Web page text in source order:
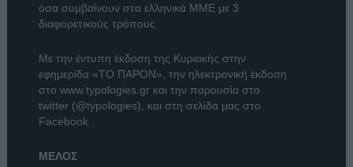
όσα συμβαίνουν στα ελληνικά ΜΜΕ με 3
διαφορετικούς τρόπους.
Με την έντυπη έκδοση της Κυριακής στην
εφημερίδα «ΤΟ ΠΑΡΟΝ» , την ηλεκτρονική έκδοση
στο www.typologies.grκαι την παρουσία στο
twitter (@typologies) , και στη σελίδα μας στο
Facebook
ΜΕΛΟΣ